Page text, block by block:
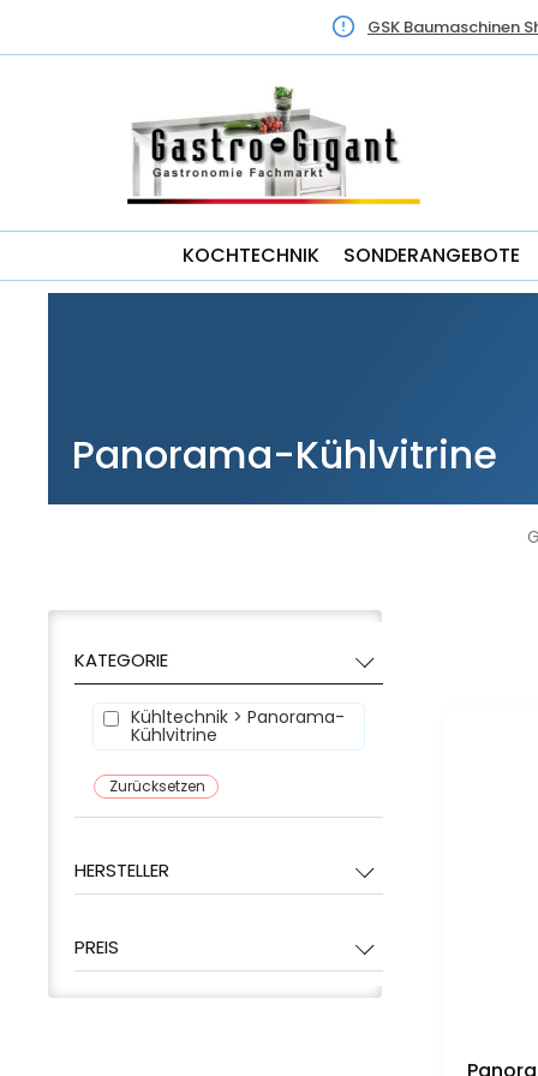
GSK Baumaschinen
KOCHTECHNIK SONDERANGEBOTE
Panorama-Kühlvitrine
KATEGORIE
Kühltechnik > Panorama-
Kühlvitrine
Zurücksetzen
HERSTELLER
PREIS